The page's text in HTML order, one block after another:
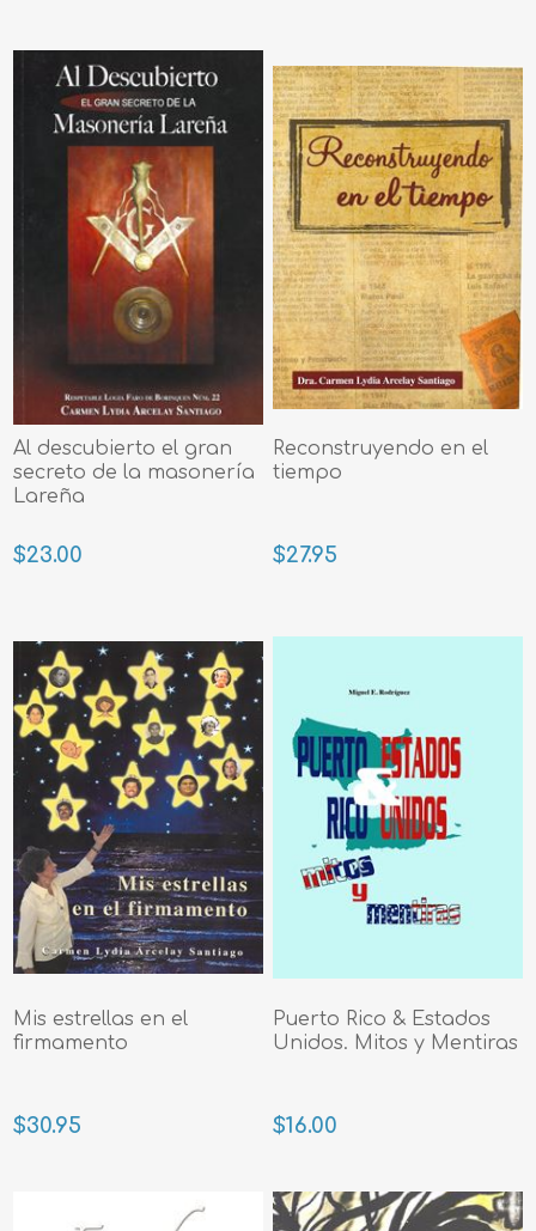
Al descubierto el gran
secreto de la masonería
Lareña
$23.00
Reconstruyendo en el
tiempo
$27.95
Mis estrellas en el
firmamento
$30.95
Puerto Rico & Estados
Unidos. Mitos y Mentiras
$16.00